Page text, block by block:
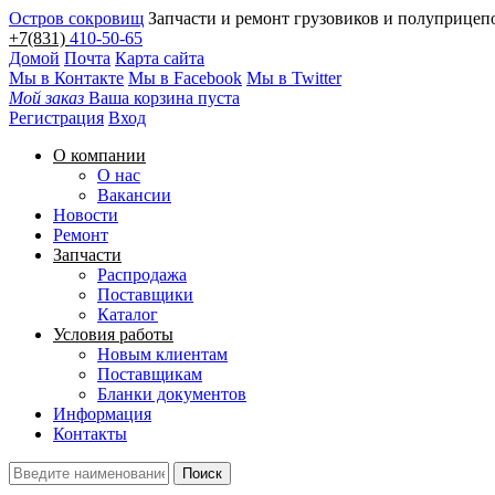
Остров сокровищ Запчасти и ремонт грузовиков и
+7(831) 410-50-65
Домой Почта Карта сайта
Мы в Контакте Мы в Facebook Мы в Twitter
Мой заказ Ваша корзина пуста
Регистрация Вход
О компании
О нас
Вакансии
Новости
Ремонт
Запчасти
Распродажа
Поставщики
Каталог
Условия работы
Новым клиентам
Поставщикам
Бланки документов
Информация
Контакты